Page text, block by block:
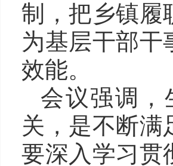
制，把乡镇履
为基层干部干
效能。
会议强调，
关，是不断满
要深入学习贯